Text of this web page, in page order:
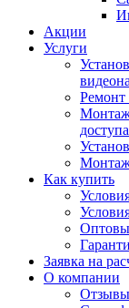
Акции
Услуги
Ремонт
доступа
Как купить
Заявка на
О компании
Отзывы